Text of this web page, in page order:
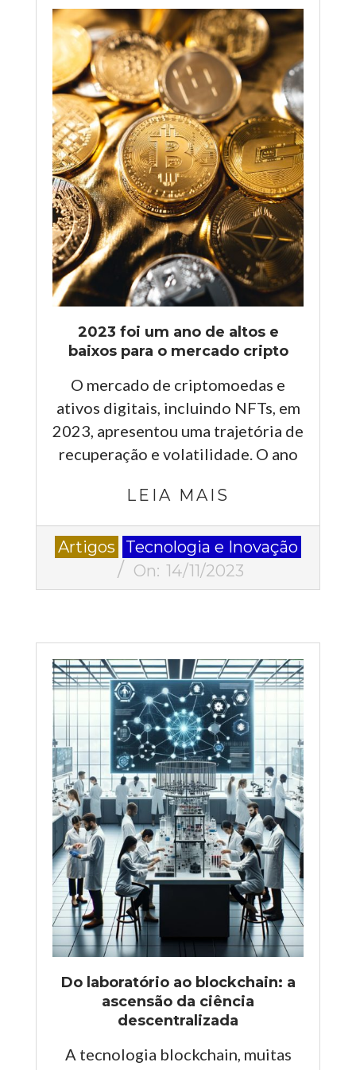
2023 foi um ano de altos e
baixos para o mercado cripto
O mercado de criptomoedas e
ativos digitais, incluindo NFTs, em
2023, apresentou uma trajetória de
recuperação e volatilidade. O ano
LEIA MAIS
2023-
11-
Artigos
Tecnologia e Inovação
On: 14/11/2023
Do laboratório ao blockchain: a
ascensão da ciência
descentralizada
A tecnologia blockchain, muitas